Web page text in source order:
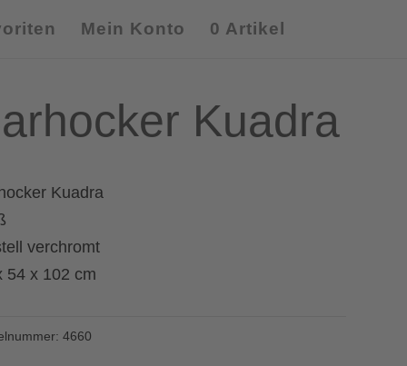
Mein Konto 0 Artikel
Kuadra
Kuadra
verchromt
54 x 102 cm
4660